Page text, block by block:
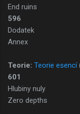
End ruins
596
Dodatek
Annex
Teorie: Teorie esencí
601
Hlubiny nuly
Zero depths